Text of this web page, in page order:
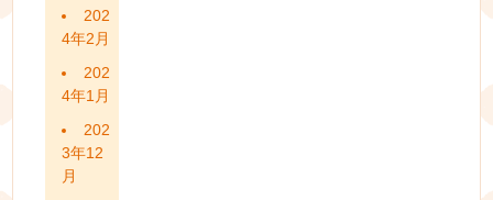
202
4年2月
202
4年1月
202
3年12
月